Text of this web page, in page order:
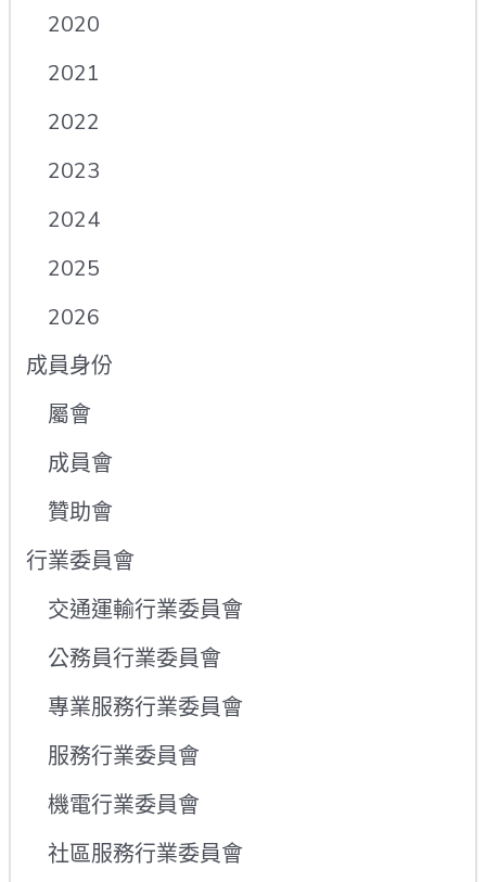
2020
2021
2022
2023
2024
2025
2026
成員身份
屬會
成員會
贊助會
行業委員會
交通運輸行業委員會
公務員行業委員會
專業服務行業委員會
服務行業委員會
機電行業委員會
社區服務行業委員會